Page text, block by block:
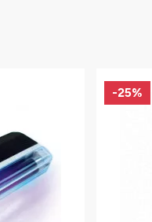
-25%